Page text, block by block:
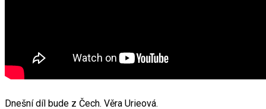
Dnešní díl bude z Čech. Věra Urieová.